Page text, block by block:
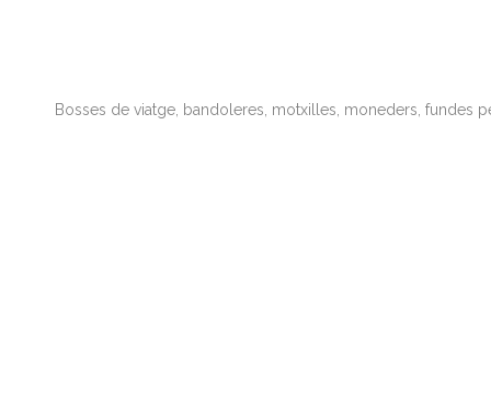
Bosses de viatge, bandoleres, motxilles, moneders, fundes